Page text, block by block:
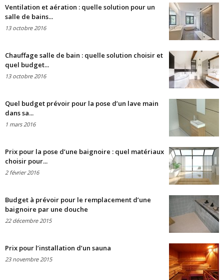
Ventilation et aération : quelle solution pour un
salle de bains...
13 octobre 2016
Chauffage salle de bain : quelle solution choisir et
quel budget...
13 octobre 2016
Quel budget prévoir pour la pose d’un lave main
dans sa...
1 mars 2016
Prix pour la pose d’une baignoire : quel matériaux
choisir pour...
2 février 2016
Budget à prévoir pour le remplacement d’une
baignoire par une douche
22 décembre 2015
Prix pour l’installation d’un sauna
23 novembre 2015